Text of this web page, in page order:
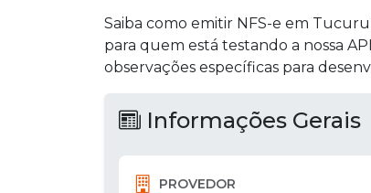
Saiba como emitir NFS-e em
para quem está testando a nossa
observações específicas para
Informações Gerais
PROVEDOR